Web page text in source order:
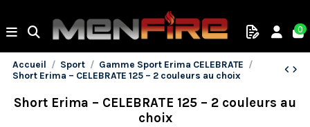
0
Accueil Sport
Gamme Sport Erima CELEBRATE
Short Erima – CELEBRATE 125 – 2 couleurs au choix
Short Erima – CELEBRATE 125 – 2 couleurs au
choix